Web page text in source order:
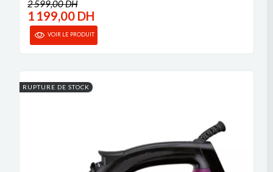
2 599,00 DH
1 199,00 DH
VOIR LE PRODUIT
RUPTURE DE STOCK